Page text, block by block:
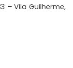
– Vila Guilherme,